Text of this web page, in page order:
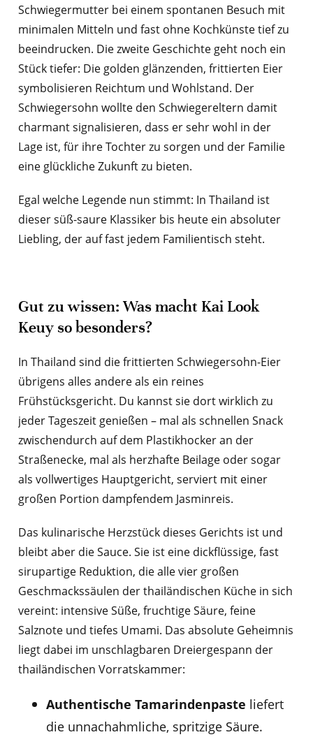
Schwiegermutter bei einem spontanen Besuch mit
minimalen Mitteln und fast ohne Kochkünste tief zu
beeindrucken. Die zweite Geschichte geht noch ein
Stück tiefer: Die golden glänzenden, frittierten Eier
symbolisieren Reichtum und Wohlstand. Der
Schwiegersohn wollte den Schwiegereltern damit
charmant signalisieren, dass er sehr wohl in der
Lage ist, für ihre Tochter zu sorgen und der Familie
eine glückliche Zukunft zu bieten.
Egal welche Legende nun stimmt: In Thailand ist
dieser süß-saure Klassiker bis heute ein absoluter
Liebling, der auf fast jedem Familientisch steht.
Gut zu wissen: Was macht Kai Look
Keuy so besonders?
In Thailand sind die frittierten Schwiegersohn-Eier
übrigens alles andere als ein reines
Frühstücksgericht. Du kannst sie dort wirklich zu
jeder Tageszeit genießen – mal als schnellen Snack
zwischendurch auf dem Plastikhocker an der
Straßenecke, mal als herzhafte Beilage oder sogar
als vollwertiges Hauptgericht, serviert mit einer
großen Portion dampfendem Jasminreis.
Das kulinarische Herzstück dieses Gerichts ist und
bleibt aber die Sauce. Sie ist eine dickflüssige, fast
sirupartige Reduktion, die alle vier großen
Geschmackssäulen der thailändischen Küche in sich
vereint: intensive Süße, fruchtige Säure, feine
Salznote und tiefes Umami. Das absolute Geheimnis
liegt dabei im unschlagbaren Dreiergespann der
thailändischen Vorratskammer:
Authentische Tamarindenpaste liefert
die unnachahmliche, spritzige Säure.